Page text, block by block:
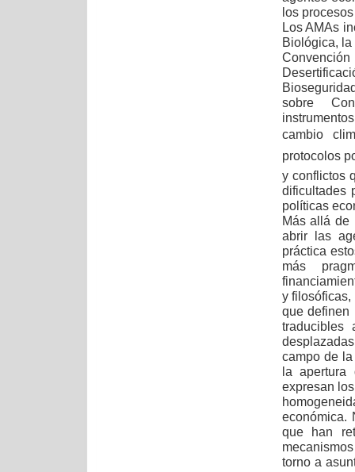
los
Los AMAs
Biológica, la
sobre
cambio
protocolos
y conflictos
dificultades
políticas
Más allá de
abrir las
práctica
más
y
que definen
traducibles
campo de
la
expresan
económica.
que han
torno a